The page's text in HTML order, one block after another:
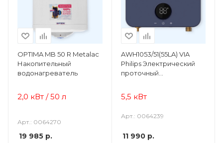
ОPTIMA MB 50 R Metalac
Накопительный
водонагреватель
2,0 кВт / 50 л
Арт.: 0064270
19 985 р.
AWH1053/51(55LA) VIA
Philips Электрический
проточный
5,5 кВт
Арт.: 0064239
11 990р.